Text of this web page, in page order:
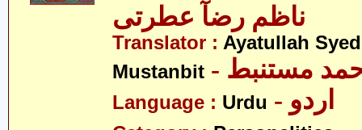
ناظم رضآ عطرتی
Translator : Ayatullah
Mustanbit
مستنبط
Language : Urdu - اردو